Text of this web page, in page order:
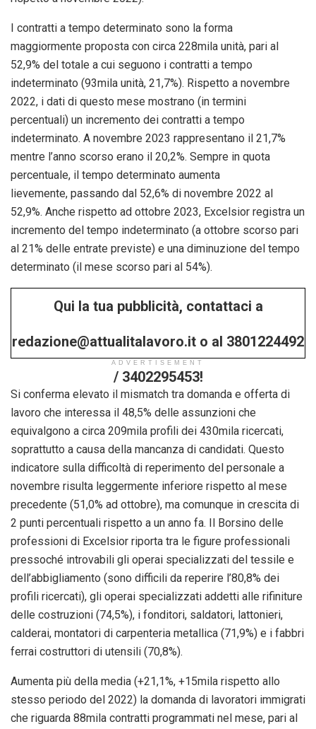
I contratti a tempo determinato sono la forma
maggiormente proposta con circa 228mila unità, pari al
52,9% del totale a cui seguono i contratti a tempo
indeterminato (93mila unità, 21,7%). Rispetto a novembre
2022, i dati di questo mese mostrano (in termini
percentuali) un incremento dei contratti a tempo
indeterminato. A novembre 2023 rappresentano il 21,7%
mentre l’anno scorso erano il 20,2%. Sempre in quota
percentuale, il tempo determinato aumenta
lievemente, passando dal 52,6% di novembre 2022 al
52,9%. Anche rispetto ad ottobre 2023, Excelsior registra un
incremento del tempo indeterminato (a ottobre scorso pari
al 21% delle entrate previste) e una diminuzione del tempo
determinato (il mese scorso pari al 54%).
Qui la tua pubblicità, contattaci a
redazione@attualitalavoro.it o al 3801224492
/ 3402295453!
ADVERTISEMENT
Si conferma elevato il mismatch tra domanda e offerta di
lavoro che interessa il 48,5% delle assunzioni che
equivalgono a circa 209mila profili dei 430mila ricercati,
soprattutto a causa della mancanza di candidati. Questo
indicatore sulla difficoltà di reperimento del personale a
novembre risulta leggermente inferiore rispetto al mese
precedente (51,0% ad ottobre), ma comunque in crescita di
2 punti percentuali rispetto a un anno fa. Il Borsino delle
professioni di Excelsior riporta tra le figure professionali
pressoché introvabili gli operai specializzati del tessile e
dell’abbigliamento (sono difficili da reperire l’80,8% dei
profili ricercati), gli operai specializzati addetti alle rifiniture
delle costruzioni (74,5%), i fonditori, saldatori, lattonieri,
calderai, montatori di carpenteria metallica (71,9%) e i fabbri
ferrai costruttori di utensili (70,8%).
Aumenta più della media (+21,1%, +15mila rispetto allo
stesso periodo del 2022) la domanda di lavoratori immigrati
che riguarda 88mila contratti programmati nel mese, pari al